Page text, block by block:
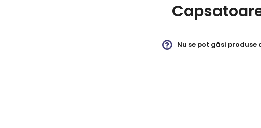
Nu se pot găsi